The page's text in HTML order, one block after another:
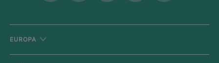
EUROPA